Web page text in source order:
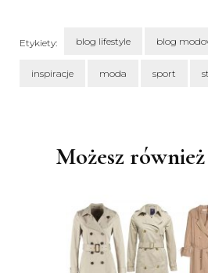
Etykiety: blog lifestyle blog
inspiracje moda sport
Możesz